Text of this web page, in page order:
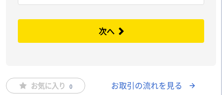
次へ
お気に入り 0 お取引の流れを見る